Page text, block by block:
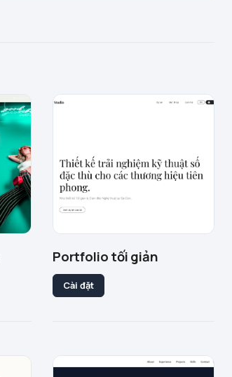
Portfolio tối giản
Cài đặt